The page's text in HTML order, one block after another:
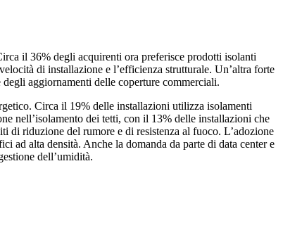
il 36% degli acquirenti ora preferisce prodotti isolanti
di installazione e l’efficienza strutturale. Un’altra forte
aggiornamenti delle coperture commerciali.
Circa il 19% delle installazioni utilizza isolamenti
nell’isolamento dei tetti, con il 13% delle installazioni che
di riduzione del rumore e di resistenza al fuoco. L’adozione
alta densità. Anche la domanda da parte di data center e
dell’umidità.